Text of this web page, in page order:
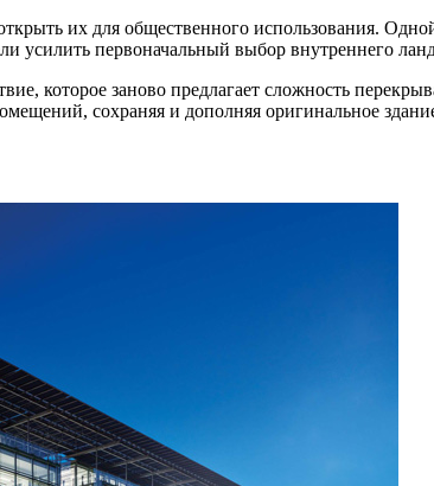
их для общественного использования.
усилить первоначальный выбор внутреннего
которое заново предлагает сложность
сохраняя и дополняя оригинальное